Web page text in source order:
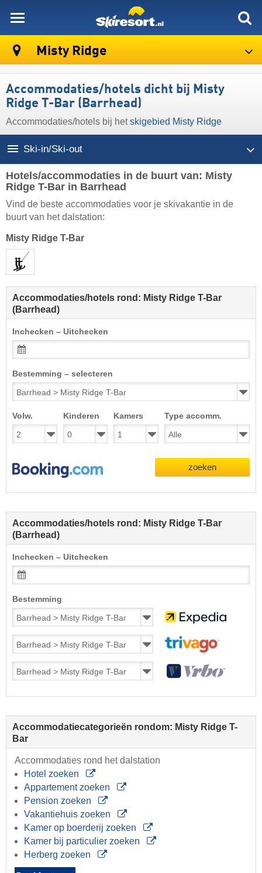
Misty Ridge
Accommodaties/hotels dicht bij Misty
Ridge T-Bar (Barrhead)
Accommodaties/hotels bij hetskigebied Misty Ridge
Ski-in/Ski-out
Hotels/accommodaties in de buurt van: Misty
Ridge T-Bar in Barrhead
Vind de beste accommodaties voor je skivakantie in de
buurt van het dalstation:
Misty Ridge T-Bar
Accommodaties/hotels rond: Misty Ridge T-Bar
(Barrhead)
Inchecken – Uitchecken
Bestemming – selecteren
Volw. Kinderen Kamers Type accomm.
zoeken
Accommodaties/hotels rond: Misty Ridge T-Bar
(Barrhead)
Inchecken – Uitchecken
Bestemming
Accommodatiecategorieën rondom: Misty Ridge T-
Bar
Accommodaties rond het dalstation
Hotel zoeken
Appartement zoeken
Pension zoeken
Vakantiehuis zoeken
Kamer op boerderij zoeken
Kamer bij particulier zoeken
Herberg zoeken